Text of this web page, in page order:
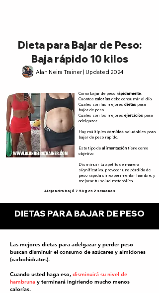
Dieta para Bajar de Peso:
Baja rápido 10 kilos
Alan Neira Trainer | Updated 2024
Como bajar de peso rápidamente.
Cuantas calorías debo consumir al día
Cuáles son las mejores dietas para
bajar de peso
Cuáles son los mejores ejercicios para
adelgazar
Hay múltiples comidas saludables para
bajar de peso rápido.
Este tipo de alimentacióntiene como
objetivo
Disminuir tu apetito de manera
significativa, provocar una pérdida de
peso rápida sin experimentar hambre, y
mejorar tu salud metabólica.
Alejandra bajó 7.5 kg en 2 semanas
DIETAS PARA BAJAR DE PESO
Las mejores dietas para adelgazar y perder peso
buscan disminuir el consumo de azúcares y almidones
(carbohidratos).
Cuando usted haga eso, disminuirá su nivel de
hambruna y terminará ingiriendo mucho menos
calorías.